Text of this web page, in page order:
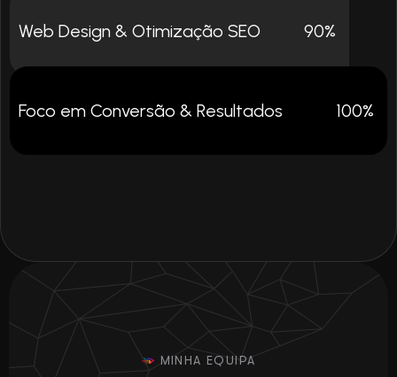
Web Design & Otimização SEO 90%
Foco em Conversão & Resultados 100%
MINHA EQUIPA